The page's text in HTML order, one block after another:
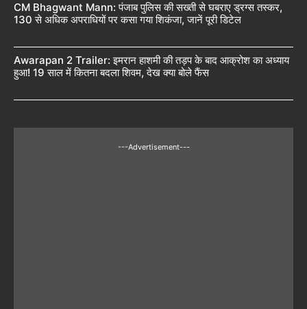
CM Bhagwant Mann: पंजाब पुलिस की सख्ती से घबराए ड्रग्स तस्कर,
130 से अधिक अपराधियों पर कसा गया शिकंजा, जानें पूरी डिटेल
Awarapan 2 Trailer: इमरान हाशमी की तड़प के बाद आक्रोश का अध्याय
हुआ! 19 साल में कितना बदला शिवम, देख क्या बोले फैंस
---Advertisement---